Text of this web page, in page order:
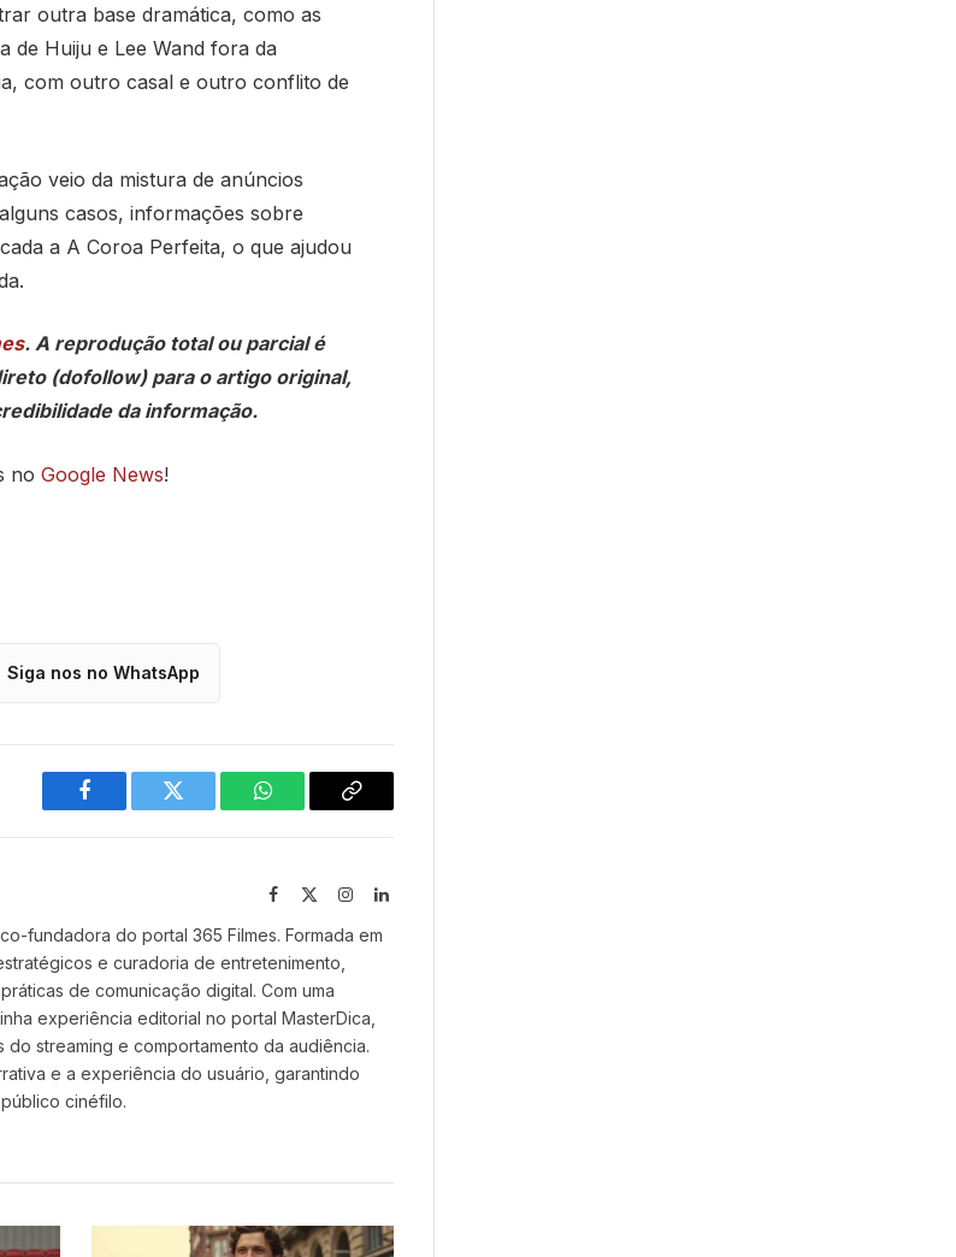
outra base dramática, como as
de Huiju e Lee Wand fora da
com outro casal e outro conflito de
veio da mistura de anúncios
casos, informações sobre
a A Coroa Perfeita, o que ajudou
. A reprodução total ou parcial é
(dofollow) para o artigo original,
da informação.
no Google News!
Siga nos no WhatsApp
Facebook Twitter WhatsAppCopy
Facebook InstagramLinkedIn
fundadora do portal 365 Filmes. Formada em
e curadoria de entretenimento,
de comunicação digital. Com uma
experiência editorial no portal MasterDica,
streaming e comportamento da audiência.
e a experiência do usuário, garantindo
cinéfilo.